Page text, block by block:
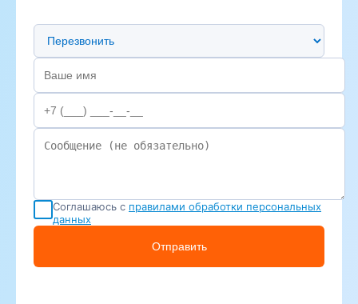
Предпочтительный способ связи
Соглашаюсь с правилами обработки персональных
данных
Отправить